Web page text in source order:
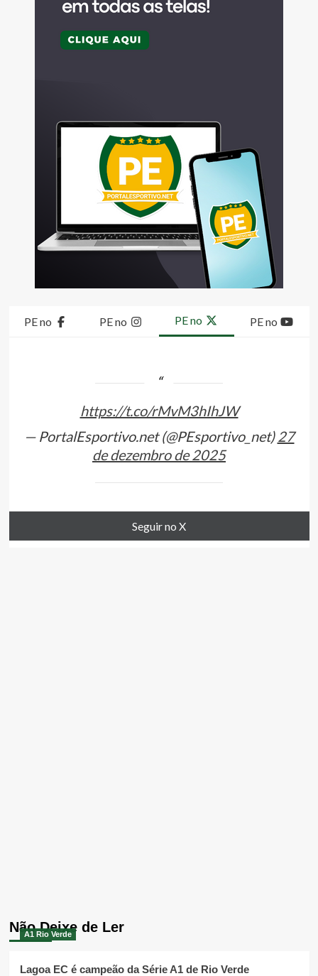
PE no PE no PE no PE no
https://t.co/rMvM3hIhJW
— PortalEsportivo.net (@PEsportivo_net)27
de dezembro de 2025
Seguir no X
Não Deixe de Ler
A1 Rio Verde
Lagoa EC é campeão da Série A1 de Rio Verde